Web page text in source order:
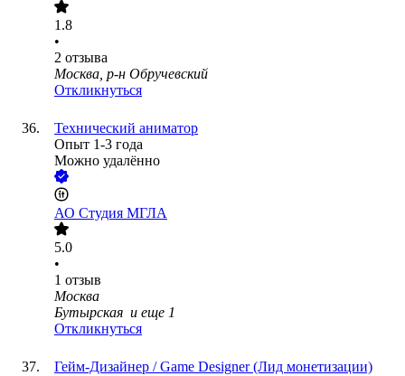
1.8
•
2 отзыва
Москва, р-н Обручевский
Откликнуться
Технический аниматор
Опыт 1-3 года
Можно удалённо
АО Студия МГЛА
5.0
•
1 отзыв
Москва
Бутырская и еще 1
Откликнуться
Гейм-Дизайнер / Game Designer (Лид монетизации)